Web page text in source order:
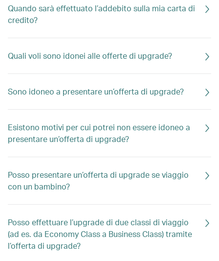
Quando sarà effettuato l’addebito sulla mia carta di
credito?
Quali voli sono idonei alle offerte di upgrade?
Sono idoneo a presentare un’offerta di upgrade?
Esistono motivi per cui potrei non essere idoneo a
presentare un’offerta di upgrade?
Posso presentare un’offerta di upgrade se viaggio
con un bambino?
Posso effettuare l’upgrade di due classi di viaggio
(ad es. da Economy Class a Business Class) tramite
l’offerta di upgrade?